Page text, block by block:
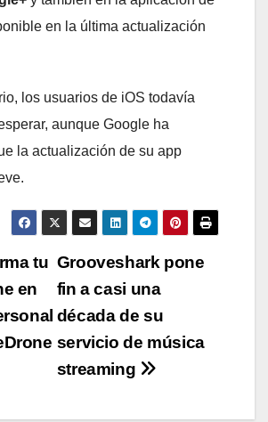
en la última actualización
los usuarios de iOS todavía
aunque Google ha
la actualización de su app
Grooveshark pone
fin a casi una
década de su
servicio de música
streaming
tu
en